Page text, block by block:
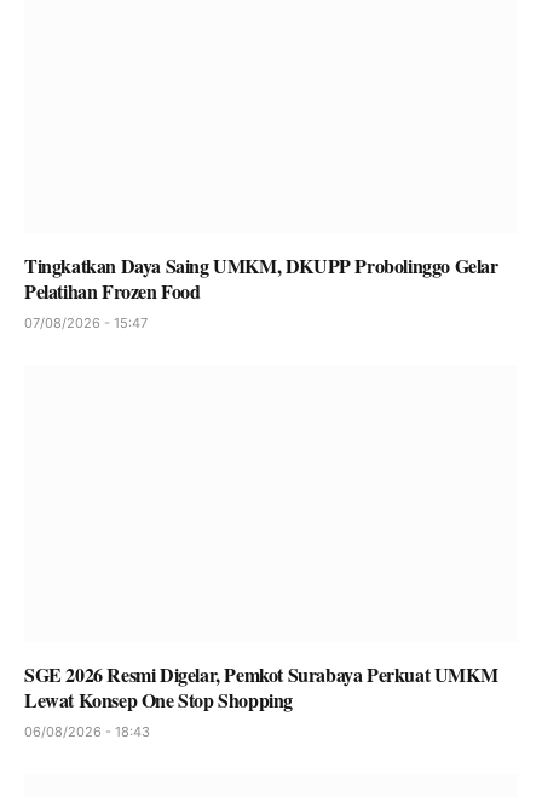
Tingkatkan Daya Saing UMKM, DKUPP Probolinggo Gelar
Pelatihan Frozen Food
07/08/2026 - 15:47
SGE 2026 Resmi Digelar, Pemkot Surabaya Perkuat UMKM
Lewat Konsep One Stop Shopping
06/08/2026 - 18:43